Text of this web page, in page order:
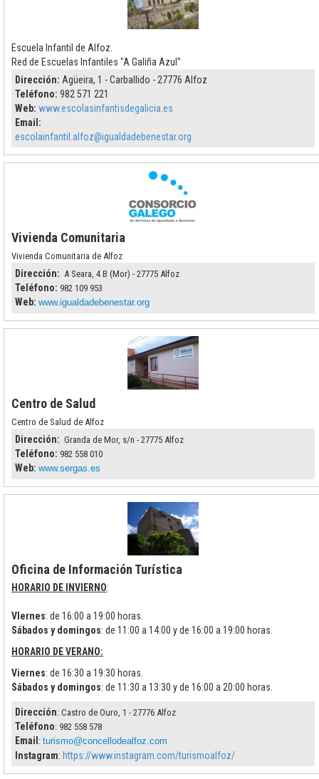
Escuela Infantil de Alfoz.
Red de Escuelas Infantiles "A Galiña Azul"
Dirección: Agüeira, 1 - Carballido - 27776 Alfoz
Teléfono: 982 571 221
Web: www.escolasinfantisdegalicia.es
Email:
escolainfantil.alfoz@igualdadebenestar.org
Vivienda Comunitaria
Vivienda Comunitaria de Alfoz
Dirección: A Seara, 4 B (Mor) - 27775 Alfoz
Teléfono: 982 109 953
Web: www.igualdadebenestar.org
Centro de Salud
Centro de Salud de Alfoz
Dirección: Granda de Mor, s/n - 27775 Alfoz
Teléfono: 982 558 010
Web: www.sergas.es
Oficina de Información Turística
HORARIO DE INVIERNO:
VIernes: de 16:00 a 19:00 horas.
Sábados y domingos: de 11:00 a 14:00 y de 16:00 a 19:00 horas.
HORARIO DE VERANO:
Viernes: de 16:30 a 19:30 horas.
Sábados y domingos: de 11:30 a 13:30 y de 16:00 a 20:00 horas.
Dirección: Castro de Ouro, 1 - 27776 Alfoz
Teléfono: 982 558 578
Email : turismo@concellodealfoz.com
Instagram: https://www.instagram.com/turismoalfoz/